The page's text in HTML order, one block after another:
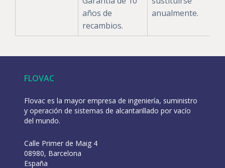
años de
recambios.
anualmente.
FLOVAC
Flovac es la mayor empresa de ingeniería, suministro
y operación de sistemas de alcantarillado por vacío
del mundo.
Calle Primer de Maig 4
08980, Barcelona
España